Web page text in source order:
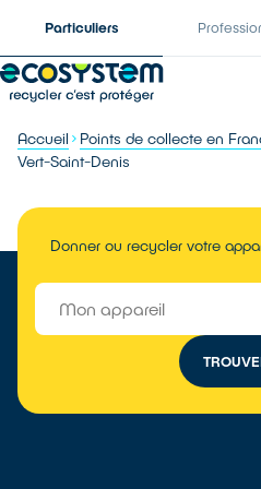
Particuliers
Accueil Points de collecte en
Vert-Saint-Denis
Donner ou recycler votre